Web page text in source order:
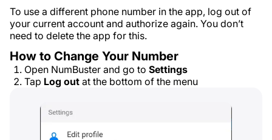
To use a different phone number in the app, log out of
your current account and authorize again. You don’t
need to delete the app for this.
How to Change Your Number
Open NumBuster and go to Settings
Tap Log out at the bottom of the menu